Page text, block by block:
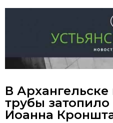
В
трубы
Иоанна